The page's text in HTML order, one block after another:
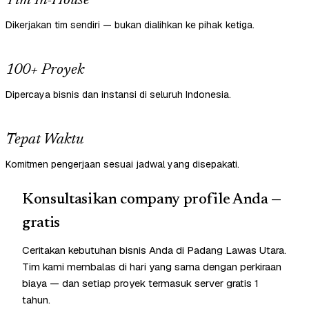
Dikerjakan tim sendiri — bukan dialihkan ke pihak ketiga.
100+ Proyek
Dipercaya bisnis dan instansi di seluruh Indonesia.
Tepat Waktu
Komitmen pengerjaan sesuai jadwal yang disepakati.
Konsultasikan company profile Anda —
gratis
Ceritakan kebutuhan bisnis Anda di Padang Lawas Utara.
Tim kami membalas di hari yang sama dengan perkiraan
biaya — dan setiap proyek termasuk server gratis 1
tahun.